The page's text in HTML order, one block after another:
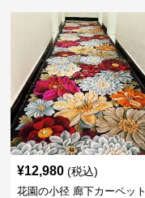
¥12,980 (税込)
花園の小径 廊下カーペット